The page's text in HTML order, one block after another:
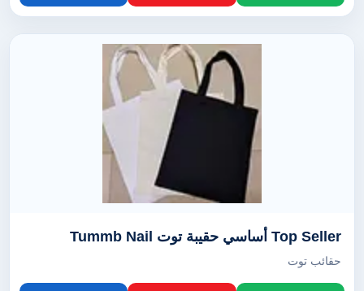
Top Seller أساسي حقيبة توت Tummb Nail
حقائب توت